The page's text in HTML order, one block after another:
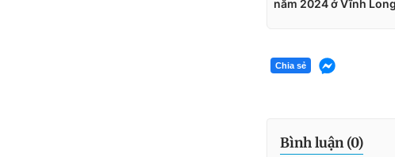
Chia sẻ
Bình luận (0)